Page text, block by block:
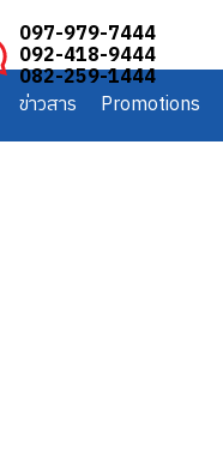
097-979-7444
092-418-9444
082-259-1444
ข่าวสาร Promotions